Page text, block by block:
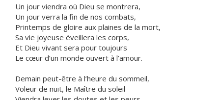
Un jour viendra où Dieu se montrera,
Un jour verra la fin de nos combats,
Printemps de gloire aux plaines de la mort,
Sa vie joyeuse éveillera les corps,
Et Dieu vivant sera pour toujours
Le cœur d’un monde ouvert à l’amour.
Demain peut-être à l’heure du sommeil,
Voleur de nuit, le Maître du soleil